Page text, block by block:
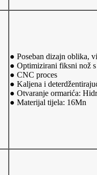
● Poseban dizajn oblika,
● Optimizirani fiksni nož
● CNC proces
● Kaljena i
● Otvaranje ormarića:
● Materijal tijela: 16Mn